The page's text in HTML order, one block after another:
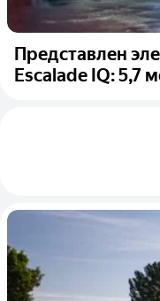
Представлен
Escalade IQ: 5,7